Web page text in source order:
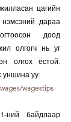
цагийн
дараа
доод
олгогч нь уг
олгох ёстой.
уншина уу:
wagestips
байдлаар